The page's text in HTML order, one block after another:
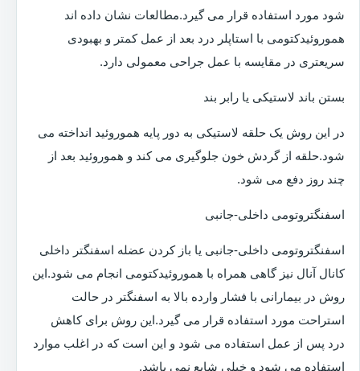
شود مورد استفاده قرار می گیرد.مطالعات نشان داده اند
هموروئیدکتومی با استاپلر درد بعد از عمل کمتر و بهبودی
سریعتری در مقایسه با عمل جراحی معمولی دارد.
بستن باند لاستیکی یا رابر بند
در این روش یک حلقه لاستیکی به دور پایه هموروئید انداخته می
شود.حلقه از گردش خون جلوگیری می کند و هموروئید بعد از
چند روز دفع می شود.
اسفنگتروتومی داخلی-جانبی
اسفنگتروتومی داخلی-جانبی یا باز کردن عضله اسفنگتر داخلی
کانال آنال نیز گاهی همراه با هموروئیدکتومی انجام می شود.این
روش در بیمارانی با فشار وارده بالا به اسفنگتر در حالت
استراحت مورد استفاده قرار می گیرد.این روش برای کاهش
درد پس از عمل استفاده می شود و این است که در اغلب موارد
استفاده می شود و خیلی شایع نمی باشد.